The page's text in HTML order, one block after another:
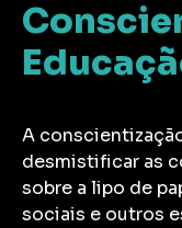
A
desmistificar as
sobre a lipo de
sociais e outros